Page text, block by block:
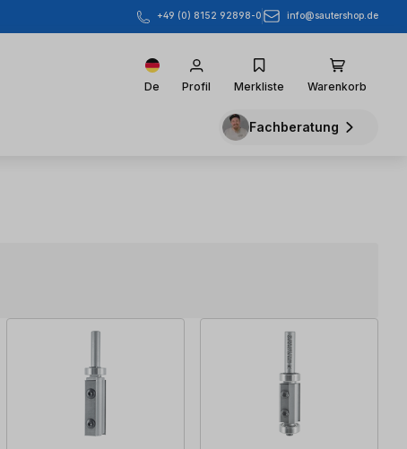
+49 (0) 8152 92898-0 info@sautershop.de
De Profil Merkliste Warenkorb
Fachberatung